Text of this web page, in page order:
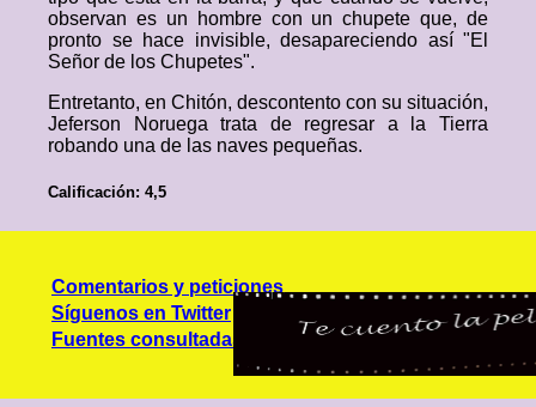
observan es un hombre con un chupete que, de
pronto se hace invisible, desapareciendo así "El
Señor de los Chupetes".
Entretanto, en Chitón, descontento con su situación,
Jeferson Noruega trata de regresar a la Tierra
robando una de las naves pequeñas.
Calificación: 4,5
Comentarios y peticiones
Síguenos en Twitter
Fuentes consultadas